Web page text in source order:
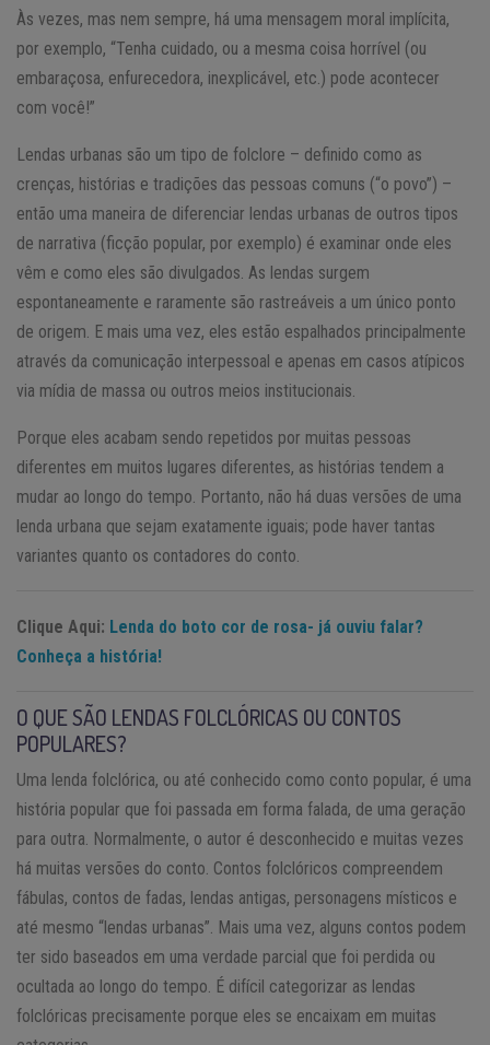
Às vezes, mas nem sempre, há uma mensagem moral implícita,
por exemplo, “Tenha cuidado, ou a mesma coisa horrível (ou
embaraçosa, enfurecedora, inexplicável, etc.) pode acontecer
com você!”
Lendas urbanas são um tipo de folclore – definido como as
crenças, histórias e tradições das pessoas comuns (“o povo”) –
então uma maneira de diferenciar lendas urbanas de outros tipos
de narrativa (ficção popular, por exemplo) é examinar onde eles
vêm e como eles são divulgados. As lendas surgem
espontaneamente e raramente são rastreáveis ​​a um único ponto
de origem. E mais uma vez, eles estão espalhados principalmente
através da comunicação interpessoal e apenas em casos atípicos
via mídia de massa ou outros meios institucionais.
Porque eles acabam sendo repetidos por muitas pessoas
diferentes em muitos lugares diferentes, as histórias tendem a
mudar ao longo do tempo. Portanto, não há duas versões de uma
lenda urbana que sejam exatamente iguais; pode haver tantas
variantes quanto os contadores do conto.
Clique Aqui: Lenda do boto cor de rosa- já ouviu falar?
Conheça a história!
O QUE SÃO LENDAS FOLCLÓRICAS OU CONTOS
POPULARES?
Uma lenda folclórica, ou até conhecido como conto popular, é uma
história popular que foi passada em forma falada, de uma geração
para outra. Normalmente, o autor é desconhecido e muitas vezes
há muitas versões do conto. Contos folclóricos compreendem
fábulas, contos de fadas, lendas antigas, personagens místicos e
até mesmo “lendas urbanas”. Mais uma vez, alguns contos podem
ter sido baseados em uma verdade parcial que foi perdida ou
ocultada ao longo do tempo. É difícil categorizar as lendas
folclóricas precisamente porque eles se encaixam em muitas